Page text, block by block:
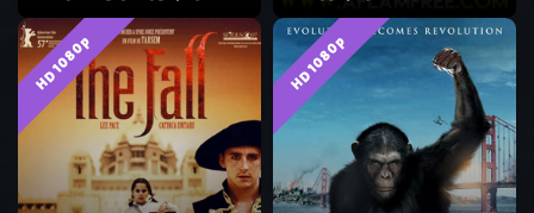
HD 1080p
HD 1080p